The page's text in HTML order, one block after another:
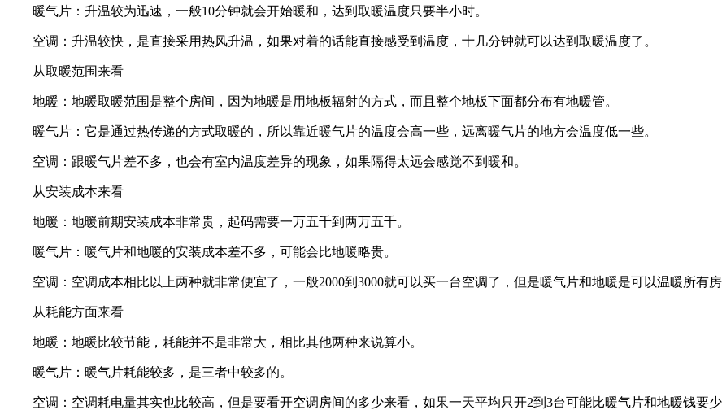
暖气片：升温较为迅速，一般10分钟就会开始暖和，达到取暖温度只要半小时。
空调：升温较快，是直接采用热风升温，如果对着的话能直接感受到温度，十几分钟就可以达到取暖温度了。
从取暖范围来看
地暖：地暖取暖范围是整个房间，因为地暖是用地板辐射的方式，而且整个地板下面都分布有地暖管。
暖气片：它是通过热传递的方式取暖的，所以靠近暖气片的温度会高一些，远离暖气片的地方会温度低一些。
空调：跟暖气片差不多，也会有室内温度差异的现象，如果隔得太远会感觉不到暖和。
从安装成本来看
地暖：地暖前期安装成本非常贵，起码需要一万五千到两万五千。
暖气片：暖气片和地暖的安装成本差不多，可能会比地暖略贵。
空调：空调成本相比以上两种就非常便宜了，一般2000到3000就可以买一台空调了，但是暖气片和地暖是可以温暖所有
从耗能方面来看
地暖：地暖比较节能，耗能并不是非常大，相比其他两种来说算小。
暖气片：暖气片耗能较多，是三者中较多的。
空调：空调耗电量其实也比较高，但是要看开空调房间的多少来看，如果一天平均只开2到3台可能比暖气片和地暖钱要少